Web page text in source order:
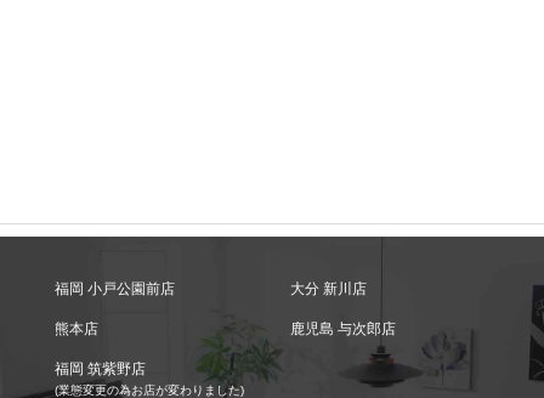
福岡 小戸公園前店 大分 新川店
熊本店 鹿児島 与次郎店
福岡 筑紫野店
(業態変更の為お店が変わりました)